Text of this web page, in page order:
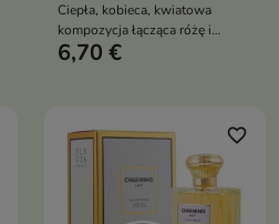
Ciepła, kobieca, kwiatowa
kompozycja łącząca różę i
jaśmin z balsamiczną,
6,70 €
favorite_border